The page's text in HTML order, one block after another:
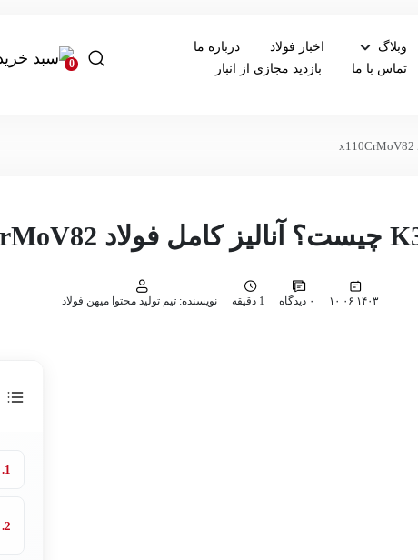
وبلاگ اخبار فولاد
درباره ما
تماس با ما
بازدید مجازی از انبار 0
۱۴۰۳ ۰۶ ۱۰ ۰ دیدگاه 1 دقیقه نویسنده: تیم تولید محتوا میهن فولاد
1.
2.